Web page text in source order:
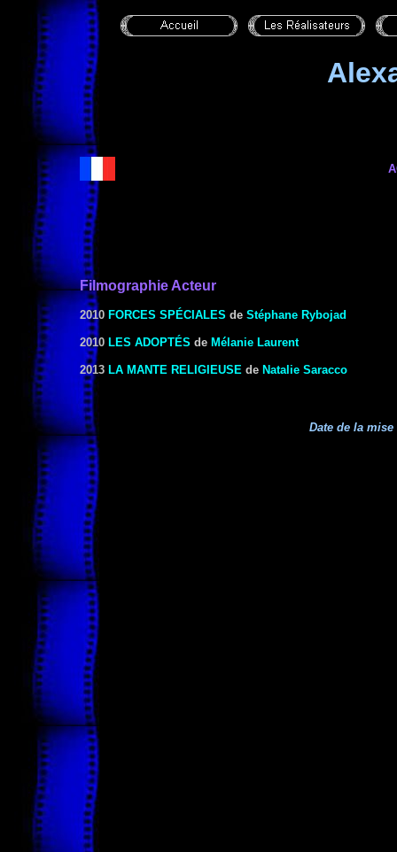
Filmographie Acteur
2010 FORCES SPÉCIALES de Stéphane Rybojad
2010 LES ADOPTÉS de Mélanie Laurent
2013 LA MANTE RELIGIEUSE de Natalie Saracco
Date de la